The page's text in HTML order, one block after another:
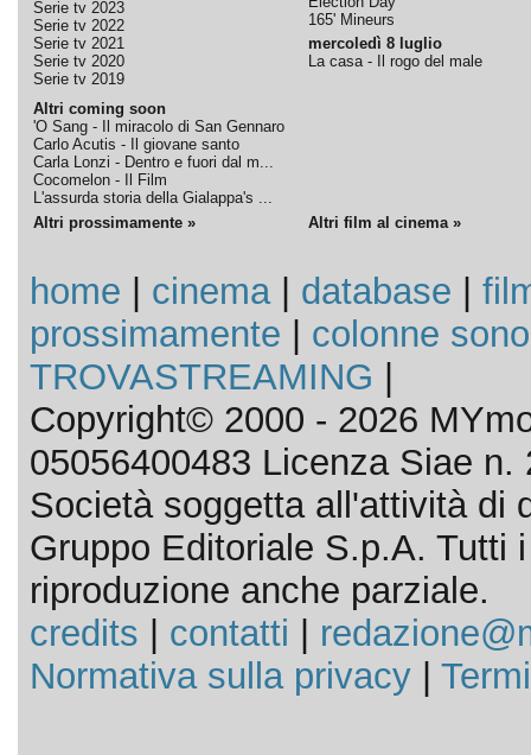
Serie tv 2023
Serie tv 2022
Serie tv 2021
Serie tv 2020
Serie tv 2019
Altri coming soon
'O Sang - Il miracolo di San Gennaro
Carlo Acutis - Il giovane santo
Carla Lonzi - Dentro e fuori dal m...
Cocomelon - Il Film
L'assurda storia della Gialappa's ...
165' Mineurs
mercoledì 8 luglio
La casa - Il rogo del male
Altri prossimamente » Altri film al cinema »
home cinema| database
prossimamente
colonne
TROVASTREAMING
Copyright© 2000 - 2026
05056400483 Licenza Siae n.
Società soggetta all'attività di
Gruppo Editoriale S.p.A. Tutti
riproduzione anche parziale.
credits
contatti
Normativa sulla privacy|